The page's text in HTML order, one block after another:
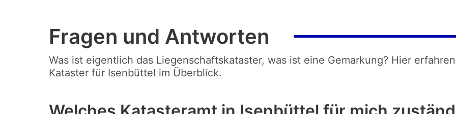
Fragen und Antworten
Was ist eigentlich das Liegenschaftskataster, was ist eine Gemarkung? Hier
Kataster für Isenbüttel im Überblick.